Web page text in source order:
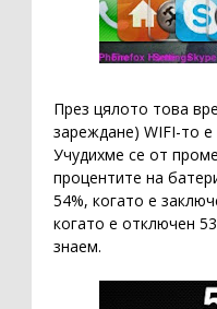
През цялото това
зареждане) WIFI-то
Учудихме се от
процентите на
54%, когато е
когато е отключен
знаем.